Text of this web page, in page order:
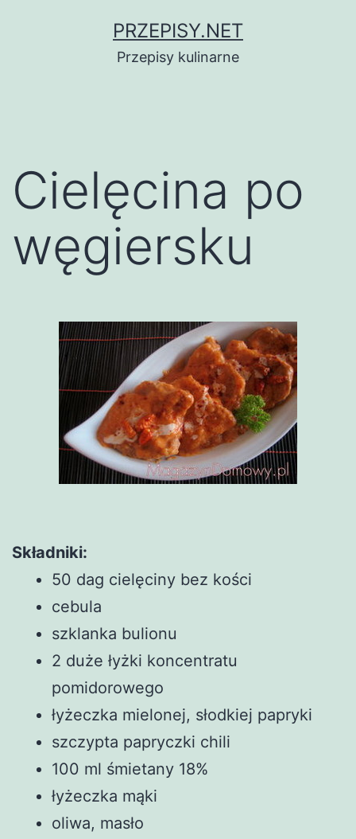
PRZEPISY.NET
Przepisy kulinarne
Cielęcina po
węgiersku
Składniki:
50 dag cielęciny bez kości
cebula
szklanka bulionu
2 duże łyżki koncentratu
pomidorowego
łyżeczka mielonej, słodkiej papryki
szczypta papryczki chili
100 ml śmietany 18%
łyżeczka mąki
oliwa, masło